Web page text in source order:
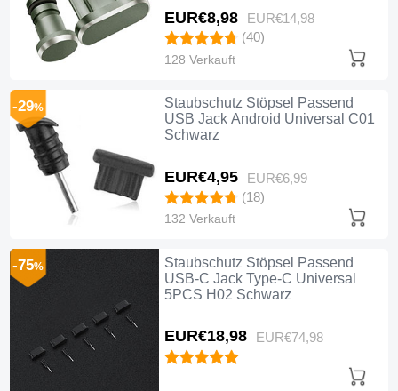
EUR€8,98 EUR€14,98
(40)
128 Verkauft
Staubschutz Stöpsel Passend
USB Jack Android Universal C01
Schwarz
EUR€4,95 EUR€6,99
-29%
(18)
132 Verkauft
Staubschutz Stöpsel Passend
USB-C Jack Type-C Universal
5PCS H02 Schwarz
EUR€18,98 EUR€74,98
-75%